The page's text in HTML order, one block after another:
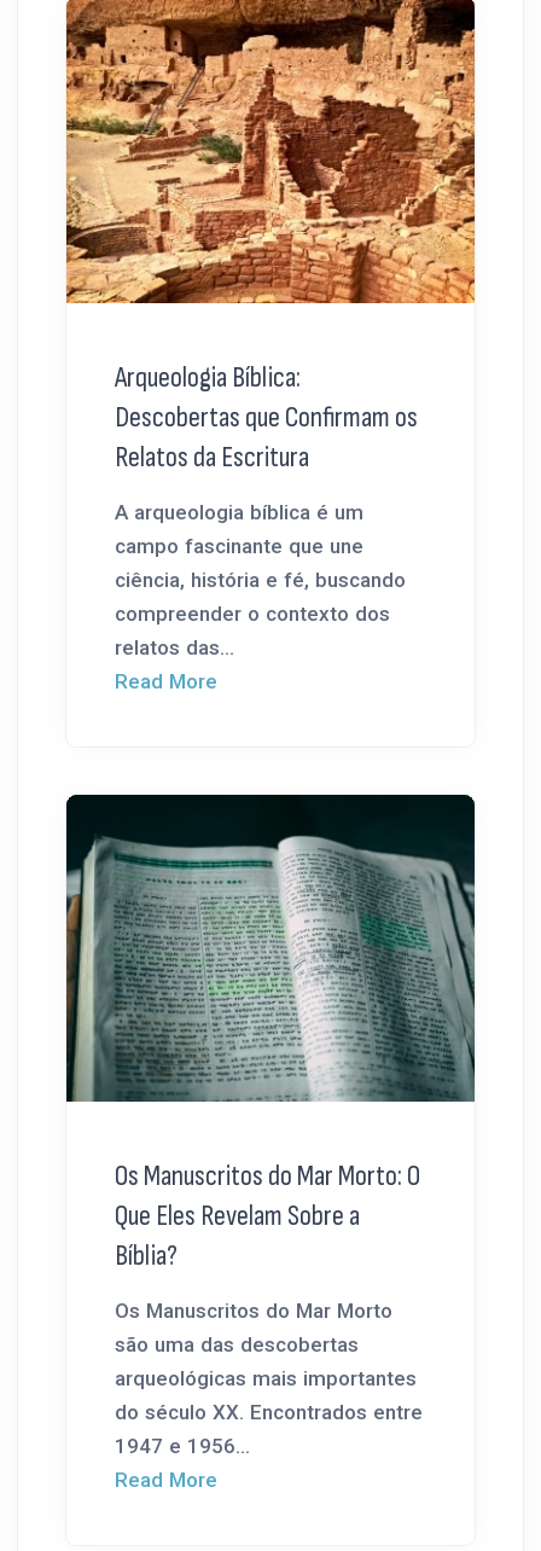
Arqueologia Bíblica:
Descobertas que Confirmam os
Relatos da Escritura
A arqueologia bíblica é um
campo fascinante que une
ciência, história e fé, buscando
compreender o contexto dos
relatos das...
Read More
Os Manuscritos do Mar Morto: O
Que Eles Revelam Sobre a
Bíblia?
Os Manuscritos do Mar Morto
são uma das descobertas
arqueológicas mais importantes
do século XX. Encontrados entre
1947 e 1956...
Read More